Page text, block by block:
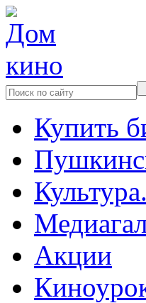
Купить
Акции